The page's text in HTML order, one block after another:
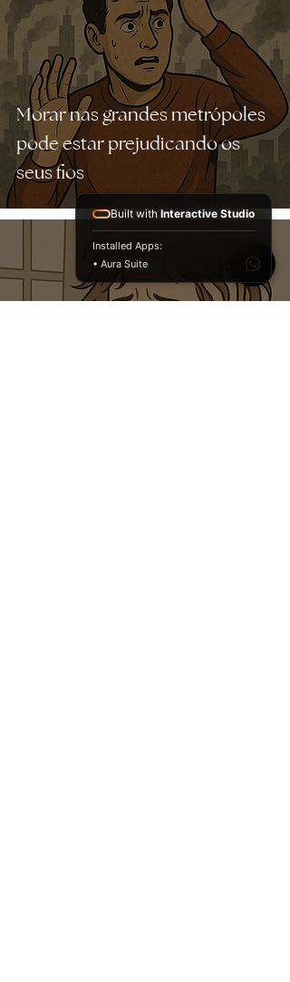
Morar nas grandes metrópoles
pode estar prejudicando os
seus fios
Built with Interactive Studio
Installed Apps:
• Aura Suite